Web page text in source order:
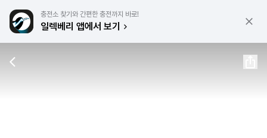
충전소 찾기와 간편한 충전까지 바로!
일렉베리 앱에서 보기